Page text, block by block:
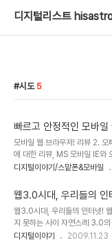
디지털리스트
시도 5
빠르고 안정적인 모바
베타!!
모바일 웹 브라우저! 리뷰 2. 오
에 대한 리뷰, MS 모바일 IE와
라 미니와 도로시Dorothy 모바
다는 글이 많이 간결해지지 않
라 미니 Opera mini 현재까지
핑 프로그램을 실행하면 로딩
보입니다. 따라서 옴니아2에
니"구나라는 것을 알 수 있습니
디지털이야기/스맡폰&모바일
웹3.0시대, 우리들의 인
웹3.0시대, 우리들의 인터넷!
지 못하는 사이 자연스레 3.0
가 봅니다. 어쩌면 이러한 개념
디지털이야기 2009.11.23